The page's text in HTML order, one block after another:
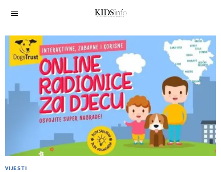
VIJESTI